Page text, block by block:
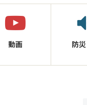
動画 防災